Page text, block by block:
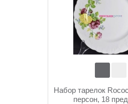
Набор тарелок
персон, 18